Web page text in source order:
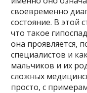
своевременно
состояние. В этой
что такое
она проявляется,
специалистов и
мальчиков и их
сложных
просто, с